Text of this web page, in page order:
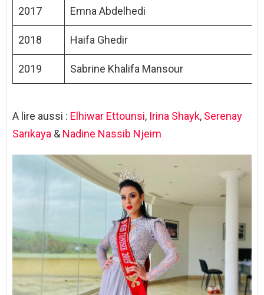
2017 Emna Abdelhedi
2018 Haifa Ghedir
2019 Sabrine Khalifa Mansour
A lire aussi : Elhiwar Ettounsi, Irina Shayk, Serenay
Sarıkaya & Nadine Nassib Njeim